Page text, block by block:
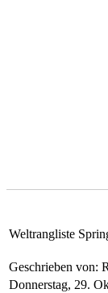
Weltrangliste
Geschrieben von:
Donnerstag, 29.